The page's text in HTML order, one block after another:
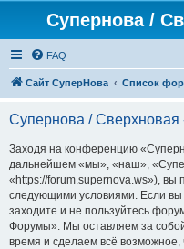
Супернова /
FAQ
Сайт СуперНова Список
Супернова /
Заходя на конференцию
дальнейшем «мы», «наш»,
«https://forum.supernova.ws»), вы
следующими условиями. Если вы
заходите и не пользуйтесь
Форумы». Мы оставляем за
время и сделаем всё возможное,